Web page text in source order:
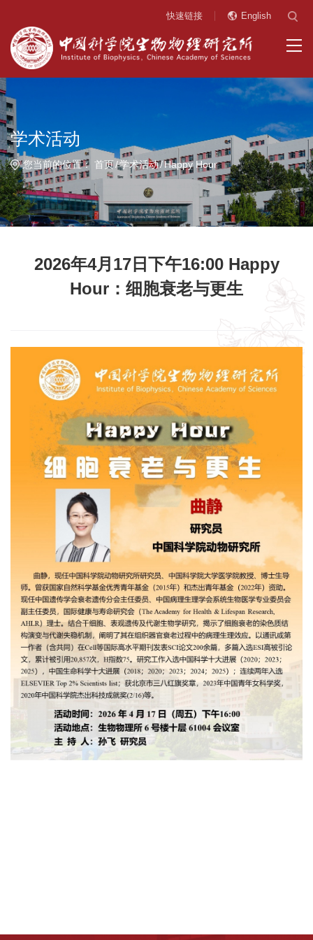
快速链接 English
学术活动
您当前的位置：首页 学术活动 Happy Hour
2026年4月17日下午16:00 Happy
Hour：细胞衰老与更生